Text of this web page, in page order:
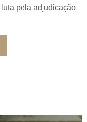
pela adjudicação